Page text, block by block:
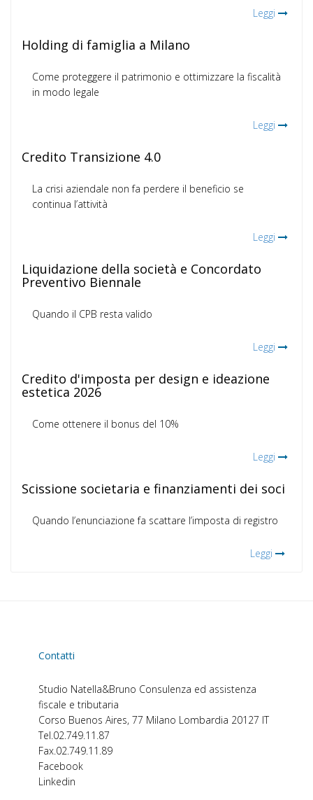
Leggi
Holding di famiglia a Milano
Come proteggere il patrimonio e ottimizzare la fiscalità
in modo legale
Leggi
Credito Transizione 4.0
La crisi aziendale non fa perdere il beneficio se
continua l’attività
Leggi
Liquidazione della società e Concordato
Preventivo Biennale
Quando il CPB resta valido
Leggi
Credito d'imposta per design e ideazione
estetica 2026
Come ottenere il bonus del 10%
Leggi
Scissione societaria e finanziamenti dei soci
Quando l’enunciazione fa scattare l’imposta di registro
Leggi
Contatti
Studio Natella&Bruno Consulenza ed assistenza
fiscale e tributaria
Corso Buenos Aires, 77 Milano Lombardia 20127 IT
Tel.02.749.11.87
Fax.02.749.11.89
Facebook
Linkedin